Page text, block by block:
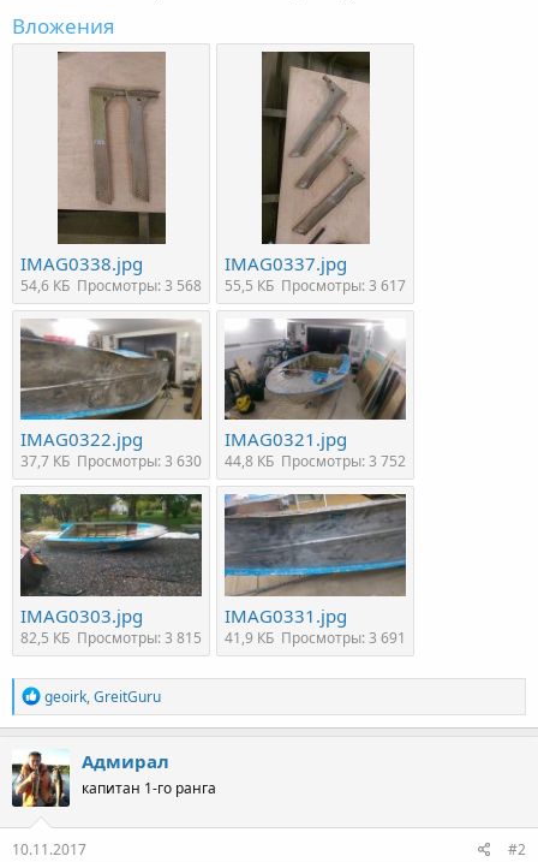
Вложения
IMAG0338.jpg
54,6 КБ Просмотры: 3 568
IMAG0337.jpg
55,5 КБ Просмотры: 3 617
IMAG0322.jpg
37,7 КБ Просмотры: 3 630
IMAG0321.jpg
44,8 КБ Просмотры: 3 752
IMAG0303.jpg
82,5 КБ Просмотры: 3 815
IMAG0331.jpg
41,9 КБ Просмотры: 3 691
Р
е
а
к
ц
и
и
:
geoirk,GreitGuru
Адмирал
капитан 1-го ранга
10.11.2017 #2